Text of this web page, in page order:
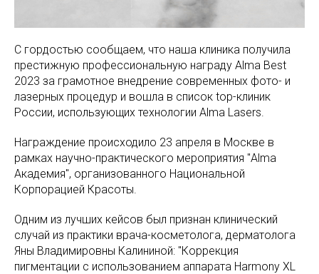
С гордостью сообщаем, что наша клиника получила
престижную профессиональную награду Alma Best
2023 за грамотное внедрение современных фото- и
лазерных процедур и вошла в список top-клиник
России, использующих технологии Alma Lasers.
Награждение происходило 23 апреля в Москве в
рамках научно-практического мероприятия "Alma
Академия", организованного Национальной
Корпорацией Красоты.
Одним из лучших кейсов был признан клинический
случай из практики врача-косметолога, дерматолога
Яны Владимировны Калининой: "Коррекция
пигментации с использованием аппарата Harmony XL